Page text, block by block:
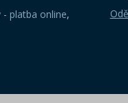
- platba online,